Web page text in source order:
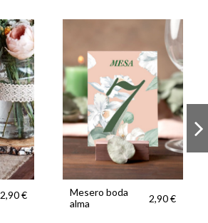
2,90 €
Mesero boda
alma
2,90 €